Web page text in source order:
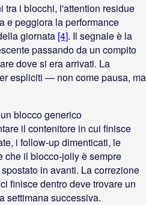
tra i blocchi, l'attention residue
e peggiora la performance
giornata [4]. Il segnale è la
passando da un compito
dove si era arrivati. La
espliciti — non come pausa, ma
blocco generico
il contenitore in cui finisce
i follow-up dimenticati, le
che il blocco-jolly è sempre
in avanti. La correzione
finisce dentro deve trovare un
settimana successiva.